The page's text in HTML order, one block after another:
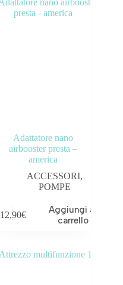
Adattatore nano
airbooster presta –
america
ACCESSORI,
POMPE
12,90€
Aggiungi al
carrello